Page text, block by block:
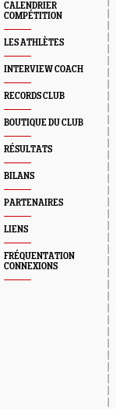
CALENDRIER
COMPÉTITION
LES ATHLÈTES
INTERVIEW COACH
RECORDS CLUB
BOUTIQUE DU CLUB
RÉSULTATS
BILANS
PARTENAIRES
LIENS
FRÉQUENTATION
CONNEXIONS